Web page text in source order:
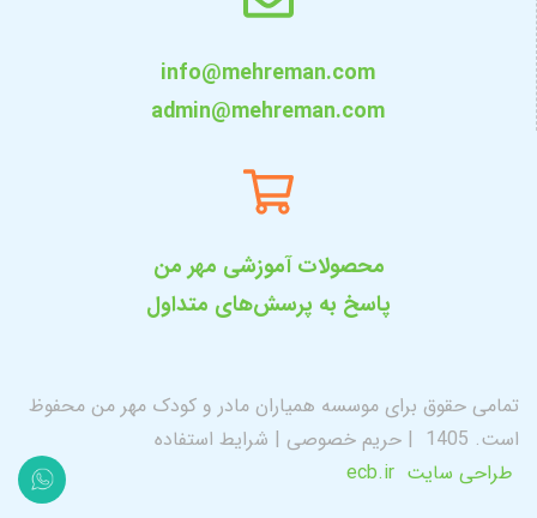
info@mehreman.com
admin@mehreman.com
محصولات آموزشی مهر من
پاسخ به پرسش‌های متداول
تمامی حقوق برای موسسه همیاران مادر و کودک مهر من محفوظ
است. 1405
| حریم خصوصی | شرایط استفاده
طراحی سایت ecb.ir